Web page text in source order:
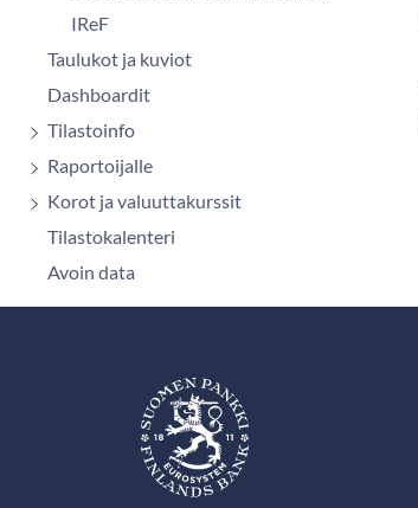
IReF
Taulukot ja kuviot
Dashboardit
Tilastoinfo
Raportoijalle
Korot ja valuuttakurssit
Tilastokalenteri
Avoin data